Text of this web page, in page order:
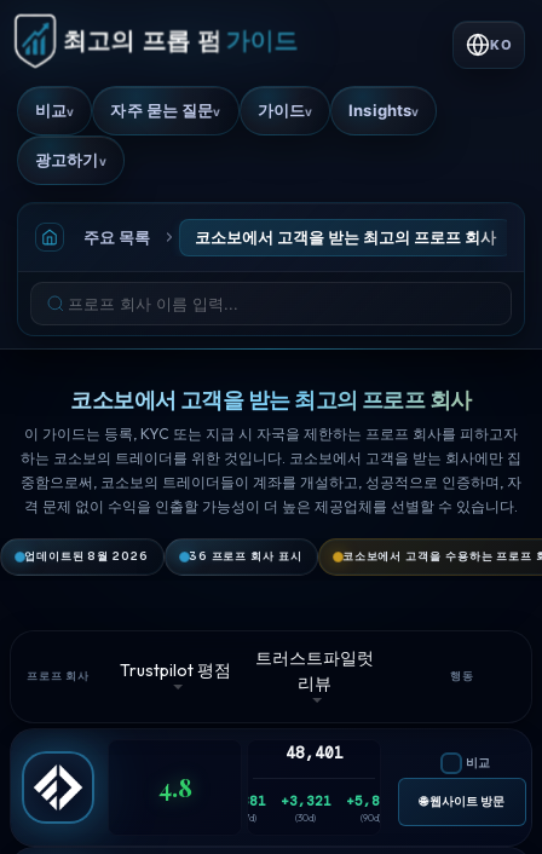
비교v 자주 묻는 질문v 가이드v Insightsv
광고하기v
KO
주요 목록 코소보에서 고객을 받는 최고의 프로프 회사
코소보에서 고객을 받는 최고의 프로프 회사
이 가이드는 등록, KYC 또는 지급 시 자국을 제한하는 프로프 회사를 피하고자
하는 코소보의 트레이더를 위한 것입니다. 코소보에서 고객을 받는 회사에만 집
중함으로써, 코소보의 트레이더들이 계좌를 개설하고, 성공적으로 인증하며, 자
격 문제 없이 수익을 인출할 가능성이 더 높은 제공업체를 선별할 수 있습니다.
업데이트된 8월 2026 36 프로프 회사 표시 코소보에서 고객을 수용하는 프로프
프로프 회사 Trustpilot 평점
트러스트파일럿
리뷰
행동
4.8
48,401
+881
(7d)
+3,321
(30d)
+5,836
(90d)
비교
🌐 웹사이트 방문